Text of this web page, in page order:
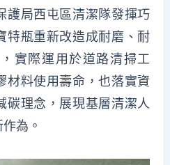
護局西屯區清潔隊發揮巧
特瓶重新改造成耐磨、耐
實際運用於道路清掃工
材料使用壽命，也落實資
碳理念，展現基層清潔人
為。